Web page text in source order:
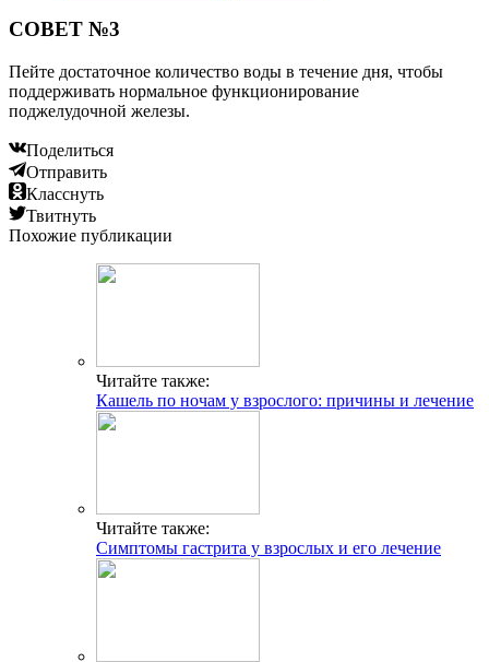
СОВЕТ №3
Пейте достаточное количество воды в течение дня, чтобы
поддерживать нормальное функционирование
поджелудочной железы.
Поделиться
Отправить
Класснуть
Твитнуть
Похожие публикации
Читайте также:
Кашель по ночам у взрослого: причины и лечение
Читайте также:
Симптомы гастрита у взрослых и его лечение